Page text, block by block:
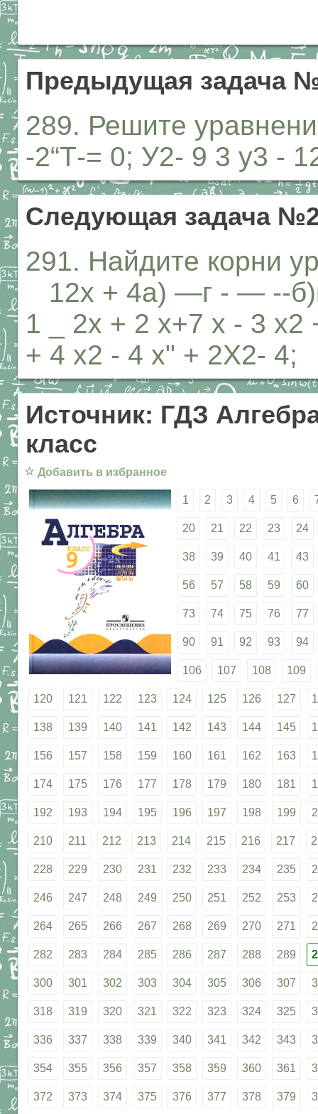
Предыдущая задача
289. Решите
-2“Т-= 0; У2- 9 3 у3 -
Следующая задача
291. Найдите корни
12х + 4а) —г - — --
1 _ 2х + 2 х+7 х - 3
+ 4 х2 - 4 х" + 2Х2- 4;
Источник: ГДЗ
класс
☆ Добавить в избранное
1 2 3 4 5 6
20 21 22 23 24
38 39 40 41 43
56 57 58 59 60
73 74 75 76 77
90 91 92 93 94
106 107 108 109
120 121 122 123 124 125 126 127
138 139 140 141 142 143 144 145
156 157 158 159 160 161 162 163
174 175 176 177 178 179 180 181
192 193 194 195 196 197 198 199
210 211 212 213 214 215 216 217
228 229 230 231 232 233 234 235
246 247 248 249 250 251 252 253
264 265 266 267 268 269 270 271
282 283 284 285 286 287 288 289
300 301 302 303 304 305 306 307
318 319 320 321 322 323 324 325
336 337 338 339 340 341 342 343
354 355 356 357 358 359 360 361
372 373 374 375 376 377 378 379